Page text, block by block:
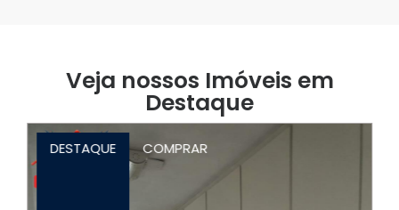
Veja nossos Imóveis em
Destaque
DESTAQUE COMPRAR